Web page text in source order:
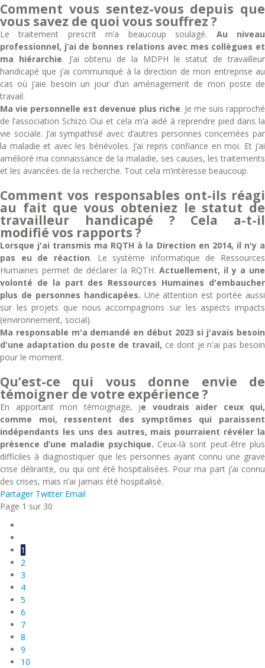
Comment vous sentez-vous depuis que
vous savez de quoi vous souffrez ?
Le traitement prescrit m’a beaucoup soulagé. Au niveau
professionnel, j’ai de bonnes relations avec mes collègues et
ma hiérarchie. J’ai obtenu de la MDPH le statut de travailleur
handicapé que j’ai communiqué à la direction de mon entreprise au
cas où j’aie besoin un jour d’un aménagement de mon poste de
travail.
Ma vie personnelle est devenue plus riche. Je me suis rapproché
de l’association Schizo Oui et cela m’a aidé à reprendre pied dans la
vie sociale. J’ai sympathisé avec d’autres personnes concernées par
la maladie et avec les bénévoles. J’ai repris confiance en moi. Et j’ai
amélioré ma connaissance de la maladie, ses causes, les traitements
et les avancées de la recherche. Tout cela m’intéresse beaucoup.
Comment vos responsables ont-ils réagi
au fait que vous obteniez le statut de
travailleur handicapé ? Cela a-t-il
modifié vos rapports ?
Lorsque j'ai transmis ma RQTH à la Direction en 2014, il n'y a
pas eu de réaction. Le système informatique de Ressources
Humaines permet de déclarer la RQTH. Actuellement, il y a une
volonté de la part des Ressources Humaines d'embaucher
plus de personnes handicapées. Une attention est portée aussi
sur les projets que nous accompagnons sur les aspects impacts
(environnement, social).
Ma responsable m'a demandé en début 2023 si j'avais besoin
d'une adaptation du poste de travail, ce dont je n'ai pas besoin
pour le moment.
Qu’est-ce qui vous donne envie de
témoigner de votre expérience ?
En apportant mon témoignage, je voudrais aider ceux qui,
comme moi, ressentent des symptômes qui paraissent
indépendants les uns des autres, mais pourraient révéler la
présence d’une maladie psychique. Ceux-là sont peut-être plus
difficiles à diagnostiquer que les personnes ayant connu une grave
crise délirante, ou qui ont été hospitalisées. Pour ma part j’ai connu
des crises, mais n’ai jamais été hospitalisé.
Partager Twitter Email
Page 1 sur 30
1
2
3
4
5
6
7
8
9
10